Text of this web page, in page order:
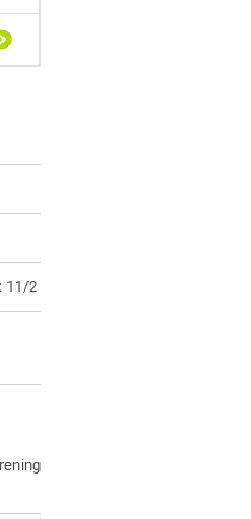
11/2